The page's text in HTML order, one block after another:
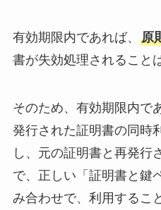
有効期限内であれば、 原
書が失効処理されること
そのため、有効期限内で
発行された証明書の同時
し、元の証明書と再発行
で、正しい「証明書と鍵
み合わせで、利用するこ